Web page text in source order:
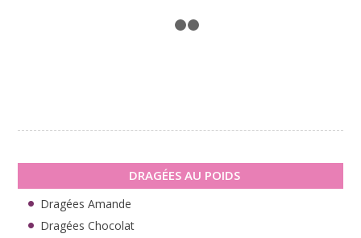
DRAGÉES AU POIDS
Dragées Amande
Dragées Chocolat